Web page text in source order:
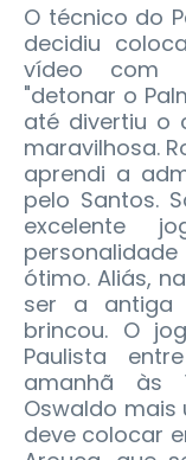
O técnico do
decidiu
vídeo com
"detonar o
até divertiu o
maravilhosa.
aprendi a
pelo Santos.
excelente
ótimo. Aliás,
ser a antiga
brincou. O
Paulista
amanhã às
Oswaldo mais
deve colocar